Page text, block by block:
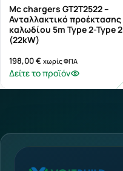
Mc chargers GT2T2522 –
Ανταλλακτικό προέκτασης
καλωδίου 5m Type 2-Type 2
(22kW)
198,00€ χωρίς ΦΠΑ
Δείτε το προϊόν